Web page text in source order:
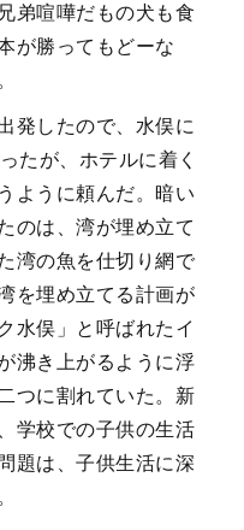
弟喧嘩だもの犬も食
が勝ってもどーな
発したので、水俣に
たが、ホテルに着く
ように頼んだ。暗い
のは、湾が埋め立て
湾の魚を仕切り網で
を埋め立てる計画が
水俣」と呼ばれたイ
沸き上がるように浮
つに割れていた。新
学校での子供の生活
題は、子供生活に深